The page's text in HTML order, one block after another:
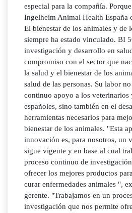
especial para la compañía.
Ingelheim Animal Health España
El bienestar de los animales y de
siempre ha estado vinculado. BI
investigación y desarrollo en
compromiso con el sector que
la salud y el bienestar de los
salud de las personas. Su labor
continuo apoyo a los veterinarios
españoles, sino también en el
herramientas necesarios para
bienestar de los animales. "Esta
innovación es, para nosotros, un
sigue vigente y en base al cual
proceso continuo de
ofrecer los mejores productos
curar enfermedades animales ",
gerente. "Trabajamos en un
investigación que nos permite